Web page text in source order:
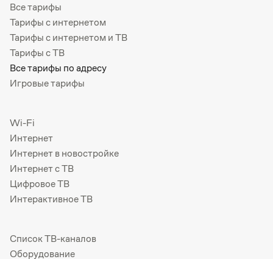
Все тарифы
Тарифы с интернетом
Тарифы с интернетом и ТВ
Тарифы с ТВ
Все тарифы по адресу
Игровые тарифы
Wi-Fi
Интернет
Интернет в новостройке
Интернет с ТВ
Цифровое ТВ
Интерактивное ТВ
Список ТВ-каналов
Оборудование